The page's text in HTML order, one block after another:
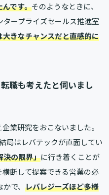
です。そのようなときに、
ープライズセールス推進室
大きなチャンスだと直感的に
職も考えたと伺いまし
業研究をおこないました。
局はレバテックが直面してい
決の限界」に行き着くことが
断して提案できる営業の必
で、 レバレジーズほど多様